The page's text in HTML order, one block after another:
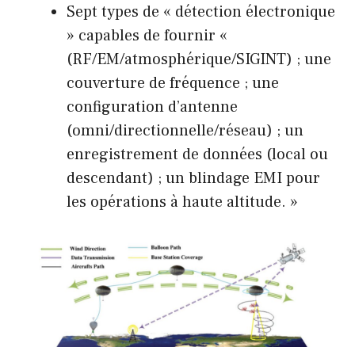
Sept types de « détection électronique
» capables de fournir «
(RF/EM/atmosphérique/SIGINT) ; une
couverture de fréquence ; une
configuration d’antenne
(omni/directionnelle/réseau) ; un
enregistrement de données (local ou
descendant) ; un blindage EMI pour
les opérations à haute altitude. »